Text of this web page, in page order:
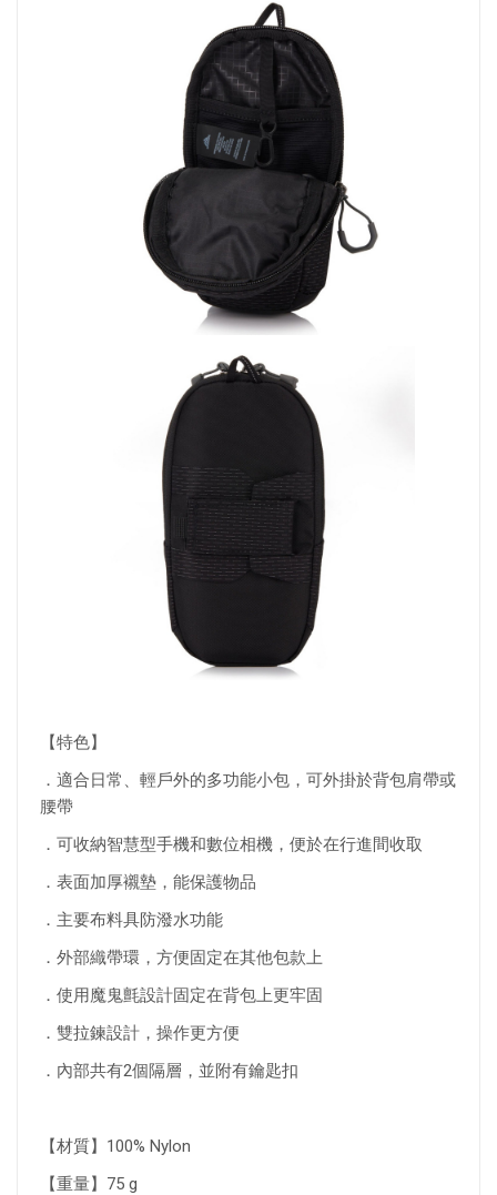
【特色】
．適合日常、輕戶外的多功能小包，可外掛於背包肩帶或
腰帶
．可收納智慧型手機和數位相機，便於在行進間收取
．表面加厚襯墊，能保護物品
．主要布料具防潑水功能
．外部織帶環，方便固定在其他包款上
．使用魔鬼氈設計固定在背包上更牢固
．雙拉鍊設計，操作更方便
．內部共有2個隔層，並附有鑰匙扣
【材質】100% Nylon
【重量】75 g